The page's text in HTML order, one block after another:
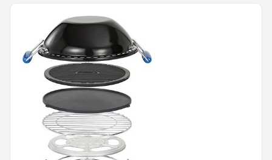
Slaapmatten
Koelboxen
Shop
POPULAIRE MERKEN
Intex